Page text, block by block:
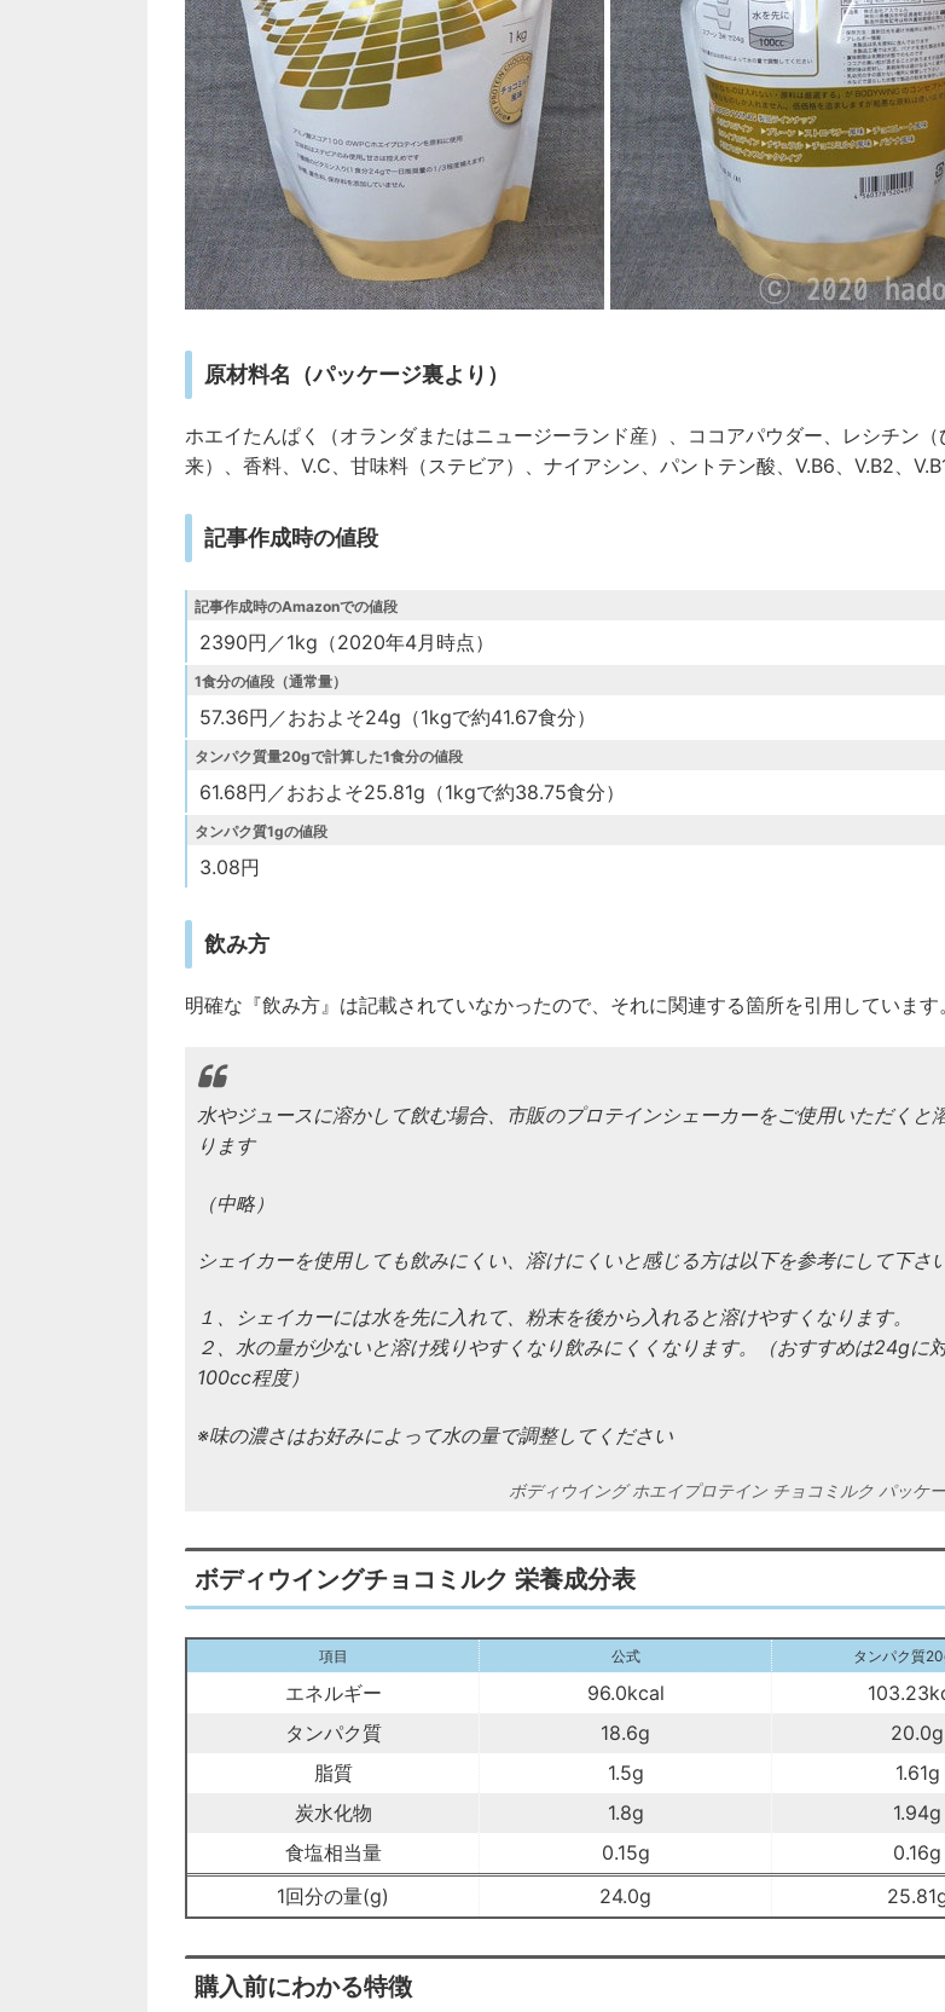
原材料名（パッケージ裏より）
ホエイたんぱく（オランダまたはニュージーランド産）、ココアパウダー、レシチン（
来）、香料、V.C、甘味料（ステビア）、ナイアシン、パントテン酸、V.B6、V.B2、
記事作成時の値段
記事作成時のAmazonでの値段
2390円／1kg（2020年4月時点）
1食分の値段（通常量）
57.36円／おおよそ24g（1kgで約41.67食分）
タンパク質量20gで計算した1食分の値段
61.68円／おおよそ25.81g（1kgで約38.75食分）
タンパク質1gの値段
3.08円
飲み方
明確な『飲み方』は記載されていなかったので、それに関連する箇所を引用しています。
水やジュースに溶かして飲む場合、市販のプロテインシェーカーをご使用いただくと
ります
（中略）
シェイカーを使用しても飲みにくい、溶けにくいと感じる方は以下を参考にして下さ
１、シェイカーには水を先に入れて、粉末を後から入れると溶けやすくなります。
２、水の量が少ないと溶け残りやすくなり飲みにくくなります。（おすすめは24gに
100cc程度）
※味の濃さはお好みによって水の量で調整してください
ボディウイング ホエイプロテイン チョコミルク パッケ
ボディウイングチョコミルク 栄養成分表
項目 公式 タンパク質
エネルギー 96.0kcal
タンパク質
18.6g
20.0g
脂質
1.5g
1.61g
炭水化物
1.8g
1.94g
食塩相当量
0.15g
0.16g
1回分の量(g)
24.0g
購入前にわかる特徴